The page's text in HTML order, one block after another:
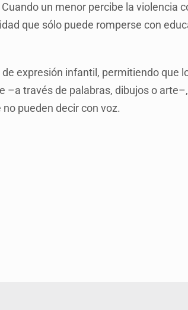
un menor percibe la violencia
que sólo puede romperse con
expresión infantil, permitiendo que
través de palabras, dibujos o
pueden decir con voz.